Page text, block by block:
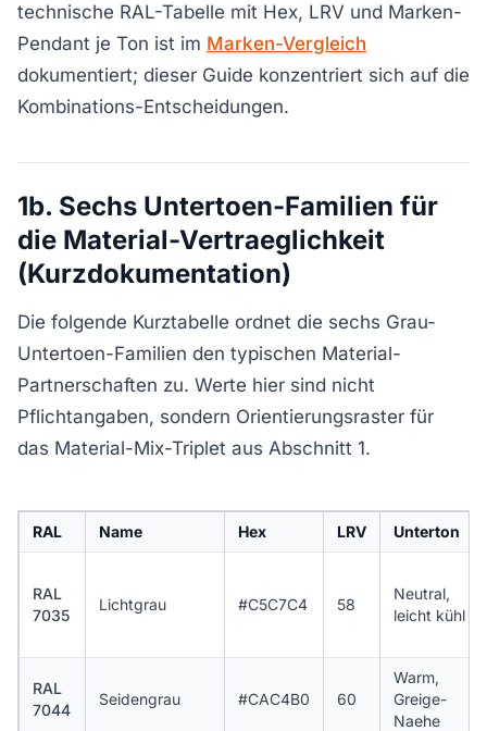
technische RAL-Tabelle mit Hex, LRV und Marken-
Pendant je Ton ist im Marken-Vergleich
dokumentiert; dieser Guide konzentriert sich auf die
Kombinations-Entscheidungen.
1b. Sechs Untertoen-Familien für
die Material-Vertraeglichkeit
(Kurzdokumentation)
Die folgende Kurztabelle ordnet die sechs Grau-
Untertoen-Familien den typischen Material-
Partnerschaften zu. Werte hier sind nicht
Pflichtangaben, sondern Orientierungsraster für
das Material-Mix-Triplet aus Abschnitt 1.
RAL Name Hex LRV Unterton
RAL
7035
Lichtgrau #C5C7C4 58
Neutral,
leicht kühl
RAL
7044
Seidengrau #CAC4B0 60
Warm,
Greige-
Naehe